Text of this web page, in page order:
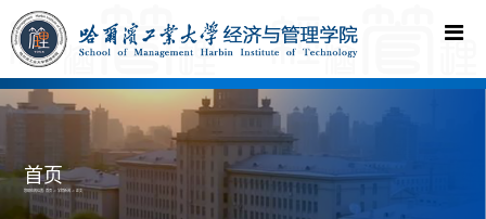
首页
您现在的位置:首页 ->学院新闻 -> 正文